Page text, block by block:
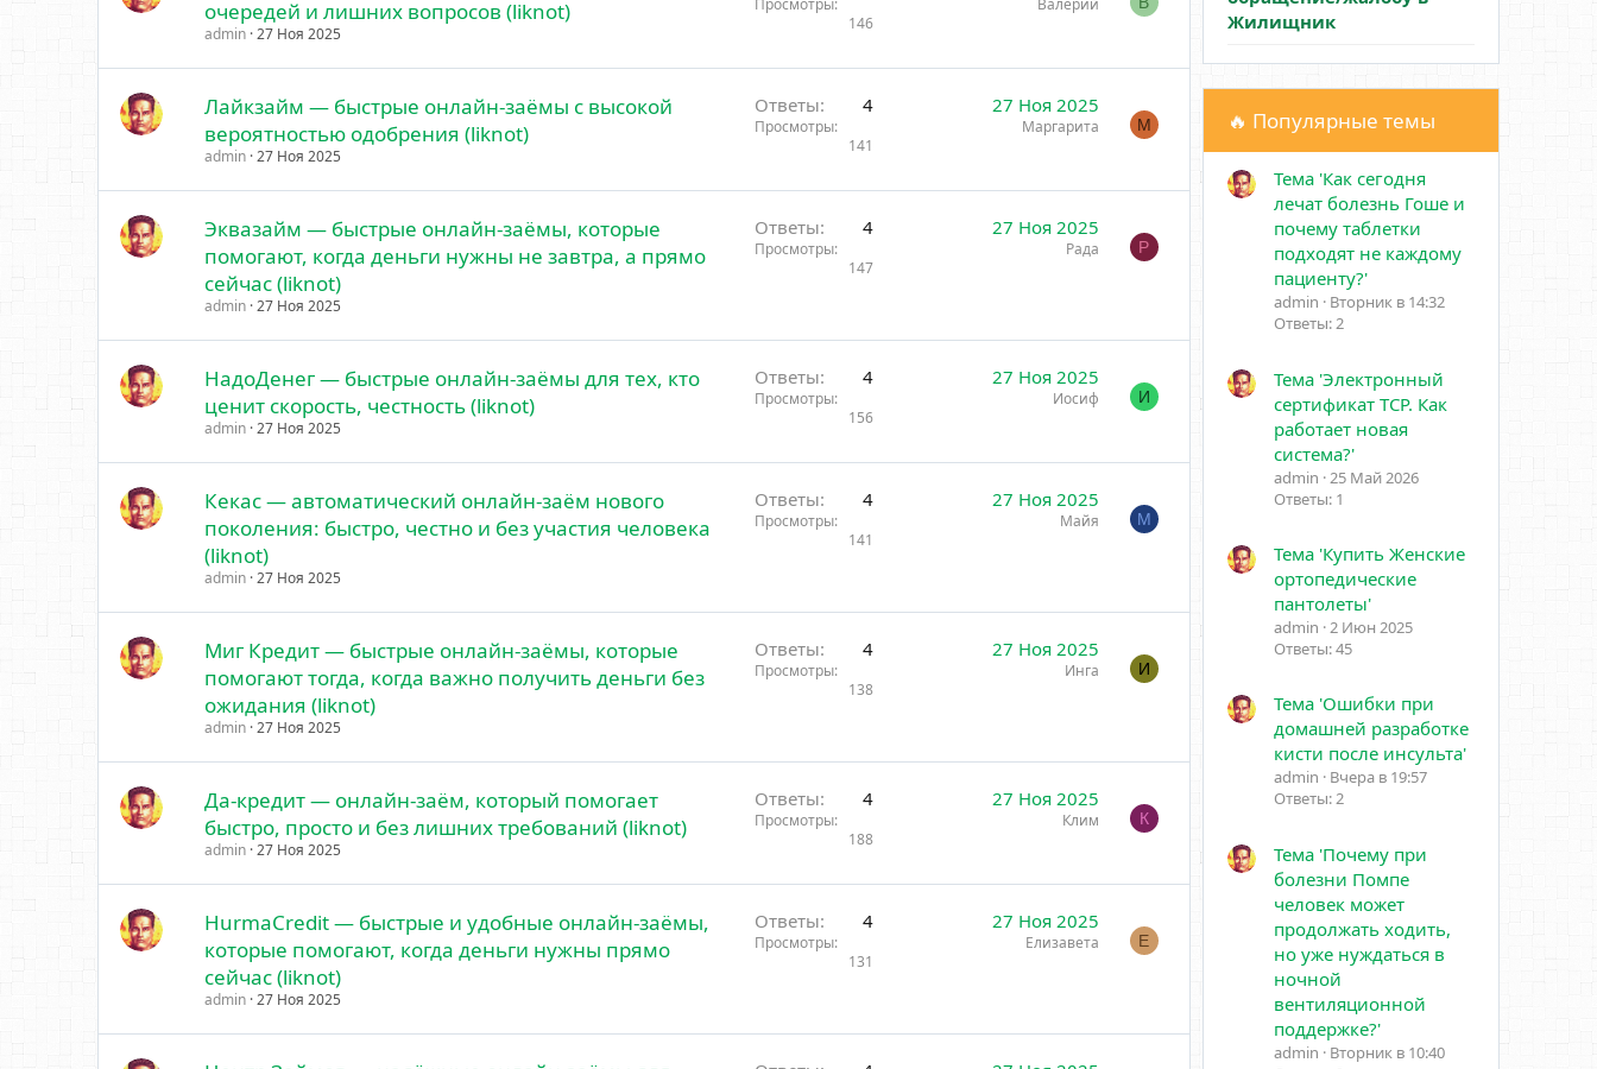
очередей и лишних вопросов (liknot)
admin 27 Ноя 2025
Просмотры
146
Валерий
Лайкзайм — быстрые онлайн-заёмы с высокой
вероятностью одобрения (liknot)
admin 27 Ноя 2025
Ответы 4
Просмотры
141
27 Ноя 2025
Маргарита М
Эквазайм — быстрые онлайн-заёмы, которые
помогают, когда деньги нужны не завтра, а прямо
сейчас (liknot)
admin 27 Ноя 2025
Ответы 4
Просмотры
147
27 Ноя 2025
Рада Р
НадоДенег — быстрые онлайн-заёмы для тех, кто
ценит скорость, честность (liknot)
admin 27 Ноя 2025
Ответы 4
Просмотры
156
27 Ноя 2025
Иосиф И
Кекас — автоматический онлайн-заём нового
поколения: быстро, честно и без участия человека
(liknot)
admin 27 Ноя 2025
Ответы 4
Просмотры
141
27 Ноя 2025
Майя М
Миг Кредит — быстрые онлайн-заёмы, которые
помогают тогда, когда важно получить деньги без
ожидания (liknot)
admin 27 Ноя 2025
Ответы 4
Просмотры
138
27 Ноя 2025
Инга И
Да-кредит — онлайн-заём, который помогает
быстро, просто и без лишних требований (liknot)
admin 27 Ноя 2025
Ответы 4
Просмотры
188
27 Ноя 2025
Клим К
HurmaCredit — быстрые и удобные онлайн-заёмы,
которые помогают, когда деньги нужны прямо
сейчас (liknot)
admin 27 Ноя 2025
Ответы 4
Просмотры
131
27 Ноя 2025
Елизавета Е
Жилищник
🔥 Популярные темы
Тема 'Как сегодня
лечат болезнь Гоше и
почему таблетки
подходят не каждому
пациенту?'
admin
Вторник в 14:32
Ответы: 2
Тема 'Электронный
сертификат ТСР. Как
работает новая
система?'
admin 25 Май 2026
Ответы: 1
Тема 'Купить Женские
ортопедические
пантолеты'
admin 2 Июн 2025
Ответы: 45
Тема 'Ошибки при
домашней разработке
кисти после инсульта'
admin
Вчера в 19:57
Ответы: 2
Тема 'Почему при
болезни Помпе
человек может
продолжать ходить,
но уже нуждаться в
ночной
вентиляционной
поддержке?'
admin
Вторник в 10:40